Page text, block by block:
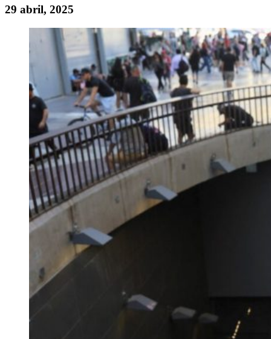
29 abril, 2025